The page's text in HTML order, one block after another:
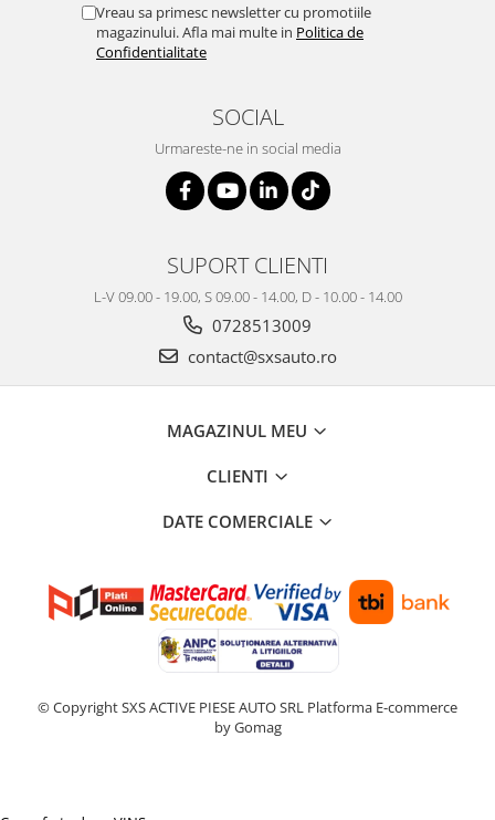
Vreau sa primesc newsletter cu promotiile
magazinului. Afla mai multe in Politica de
Confidentialitate
SOCIAL
Urmareste-ne in social media
SUPORT CLIENTI
L-V 09.00 - 19.00, S 09.00 - 14.00, D - 10.00 - 14.00
0728513009
contact@sxsauto.ro
MAGAZINUL MEU
CLIENTI
DATE COMERCIALE
© Copyright SXS ACTIVE PIESE AUTO SRL Platforma E-commerce
by Gomag